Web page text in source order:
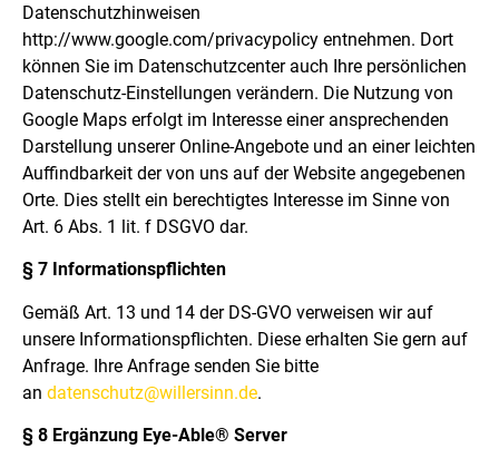
Datenschutzhinweisen
http://www.google.com/privacypolicy entnehmen. Dort
können Sie im Datenschutzcenter auch Ihre persönlichen
Datenschutz-Einstellungen verändern. Die Nutzung von
Google Maps erfolgt im Interesse einer ansprechenden
Darstellung unserer Online-Angebote und an einer leichten
Auffindbarkeit der von uns auf der Website angegebenen
Orte. Dies stellt ein berechtigtes Interesse im Sinne von
Art. 6 Abs. 1 lit. f DSGVO dar.
§ 7 Informationspflichten
Gemäß Art. 13 und 14 der DS-GVO verweisen wir auf
unsere Informationspflichten. Diese erhalten Sie gern auf
Anfrage. Ihre Anfrage senden Sie bitte
an datenschutz@willersinn.de.
§ 8 Ergänzung Eye-Able® Server